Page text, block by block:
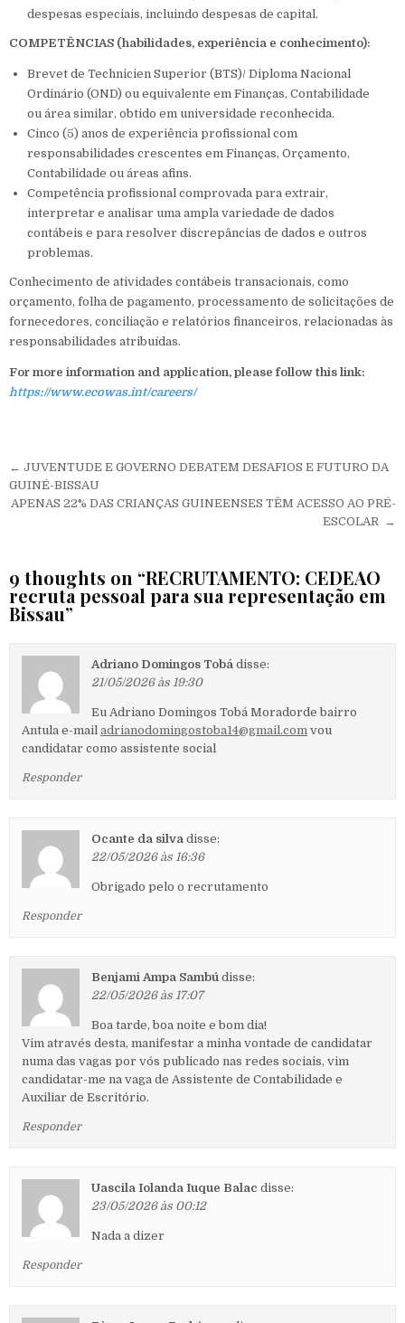
despesas especiais, incluindo despesas de capital.
COMPETÊNCIAS (habilidades, experiência e conhecimento):
Brevet de Technicien Superior (BTS)/ Diploma Nacional
Ordinário (OND) ou equivalente em Finanças, Contabilidade
ou área similar, obtido em universidade reconhecida.
Cinco (5) anos de experiência profissional com
responsabilidades crescentes em Finanças, Orçamento,
Contabilidade ou áreas afins.
Competência profissional comprovada para extrair,
interpretar e analisar uma ampla variedade de dados
contábeis e para resolver discrepâncias de dados e outros
problemas.
Conhecimento de atividades contábeis transacionais, como
orçamento, folha de pagamento, processamento de solicitações de
fornecedores, conciliação e relatórios financeiros, relacionadas às
responsabilidades atribuídas.
For more information and application, please follow this link:
https://www.ecowas.int/careers/
Navegação de Post
← JUVENTUDE E GOVERNO DEBATEM DESAFIOS E FUTURO DA
GUINÉ-BISSAU
APENAS 22% DAS CRIANÇAS GUINEENSES TÊM ACESSO AO PRÉ-
ESCOLAR →
9 thoughts on “RECRUTAMENTO: CEDEAO
recruta pessoal para sua representação em
Bissau”
Adriano Domingos Tobá disse:
21/05/2026 às 19:30
Eu Adriano Domingos Tobá Moradorde bairro
Antula e-mail adrianodomingostoba14@gmail.com vou
candidatar como assistente social
Responder
Ocante da silva disse:
22/05/2026 às 16:36
Obrigado pelo o recrutamento
Responder
Benjami Ampa Sambú disse:
22/05/2026 às 17:07
Boa tarde, boa noite e bom dia!
Vim através desta, manifestar a minha vontade de candidatar
numa das vagas por vós publicado nas redes sociais, vim
candidatar-me na vaga de Assistente de Contabilidade e
Auxiliar de Escritório.
Responder
Uascila Iolanda Iuque Balac disse:
23/05/2026 às 00:12
Nada a dizer
Responder